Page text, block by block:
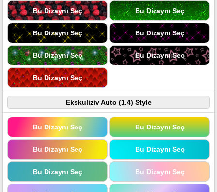
Bu Dizaynı Seç Bu Dizaynı Seç
Bu Dizaynı Seç Bu Dizaynı Seç
Bu Dizaynı Seç Bu Dizaynı Seç
Bu Dizaynı Seç
Ekskuliziv Auto (1.4) Style
Bu Dizaynı Seç Bu Dizaynı Seç
Bu Dizaynı Seç Bu Dizaynı Seç
Bu Dizaynı Seç Bu Dizaynı Seç